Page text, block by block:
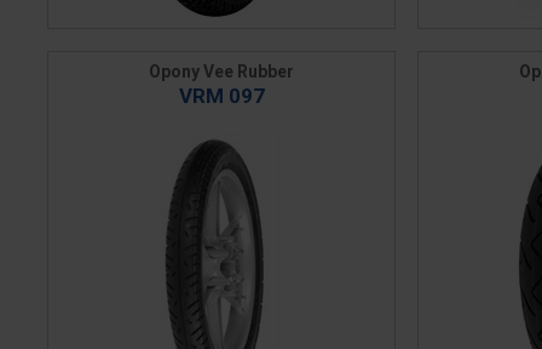
Opony Vee Rubber
VRM 097